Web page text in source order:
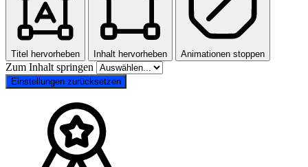
Titel hervorheben Inhalt hervorheben Animationen stoppen
Zum Inhalt springen
Einstellungen zurücksetzen